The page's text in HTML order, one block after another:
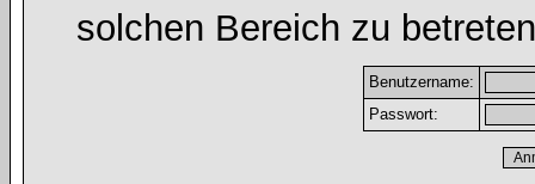
solchen Bereich zu
Benutzername:
Passwort: